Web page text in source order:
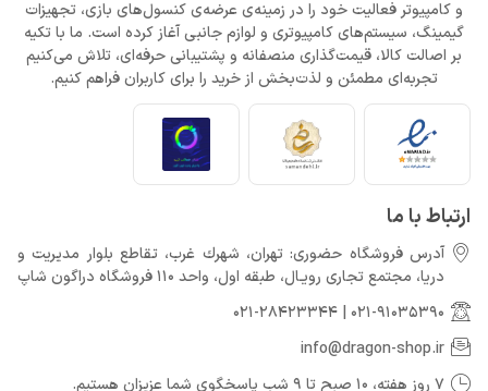
و کامپیوتر فعالیت خود را در زمینه‌ی عرضه‌ی کنسول‌های بازی، تجهیزات
گیمینگ، سیستم‌های کامپیوتری و لوازم جانبی آغاز کرده است. ما با تکیه
بر اصالت کالا، قیمت‌گذاری منصفانه و پشتیبانی حرفه‌ای، تلاش می‌کنیم
تجربه‌ای مطمئن و لذت‌بخش از خرید را برای کاربران فراهم کنیم.
ارتباط با ما
آدرس فروشگاه حضوری: تهران، شهرك غرب، تقاطع بلوار مدیریت و
دريا، مجتمع تجارى رويـال، طبقه اول، واحد 110 فروشگاه دراگون شاپ
021-91035390
021-28423344
info@dragon-shop.ir
7 روز هفته، 10 صبح تا 9 شب پاسخگوی شما عزیزان هستیم.